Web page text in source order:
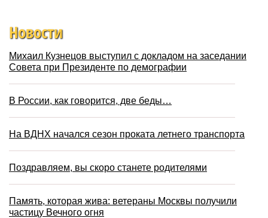
Новости
Михаил Кузнецов выступил с докладом на заседании
Совета при Президенте по демографии
В России, как говорится, две беды…
На ВДНХ начался сезон проката летнего транспорта
Поздравляем, вы скоро станете родителями
Память, которая жива: ветераны Москвы получили
частицу Вечного огня